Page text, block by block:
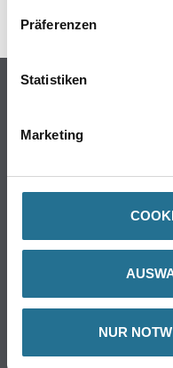
Präferenzen
Statistiken
Marketing
NUR
Online-Shop
WDV-Systeme
Putze- und Spachtelmassen
Wand- & Deckenbeläge
Werkzeug & Maschinen
Verbrauchsmaterialien